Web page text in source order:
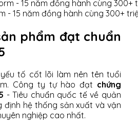
- 15 năm đồng hành cùng 300+
phẩm đạt chuẩn
tố cốt lõi làm nên tên tuổi
Công ty tự hào đạt chứng
- Tiêu chuẩn quốc tế về quản
định hệ thống sản xuất và vận
nghiệp cao nhất.